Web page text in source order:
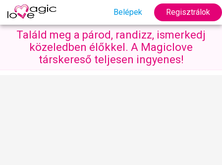
Belépek Regisztrálok
Találd meg a párod, randizz, ismerkedj
közeledben élőkkel. A Magiclove
társkereső teljesen ingyenes!